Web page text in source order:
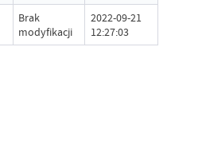
Brak
modyfikacji
2022-09-21
12:27:03